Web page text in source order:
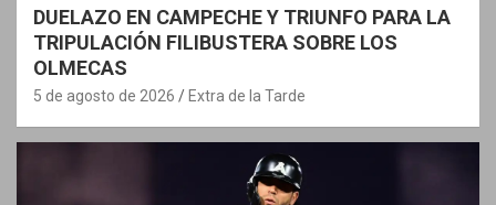
DUELAZO EN CAMPECHE Y TRIUNFO PARA LA
TRIPULACIÓN FILIBUSTERA SOBRE LOS
OLMECAS
5 de agosto de 2026 Extra de la Tarde